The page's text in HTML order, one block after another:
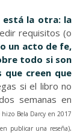
está la otra: la
requisitos (o
un acto de fe,
todo si son
que creen que
si el libro no
semanas en
Bela Darcy en 2017
publicar una reseña).